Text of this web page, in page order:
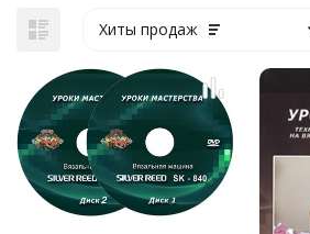
Хиты продаж